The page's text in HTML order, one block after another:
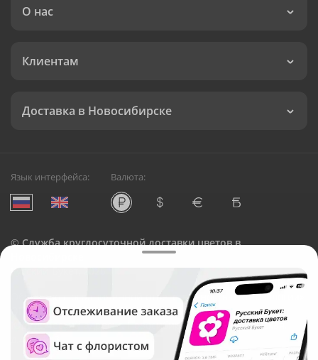
О нас
Клиентам
Доставка в Новосибирске
Язык интерфейса: Валюта:
©Служба круглосуточной доставки цветов в
Русский Букет, 2026
Общество с ограниченной ответственностью «Технология»
ОГРН: 1195476081745, ИНН: 5410081997
Юридический адрес: г. Новосибирск, ул. Ипподромская,
д.42, оф. 3